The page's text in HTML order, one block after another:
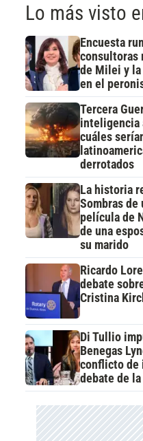
Lo más visto
Encuesta
consultoras
de Milei y
en el
Tercera
inteligencia
cuáles
derrotados
La historia
Sombras de
película de
de una
su marido
Ricardo
debate
Cristina
Di Tullio
Benegas
conflicto de
debate de